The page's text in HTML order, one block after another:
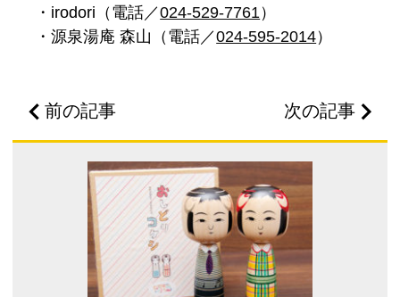
・irodori（電話／024-529-7761 ）
・源泉湯庵 森山（電話／024-595-2014）
前の記事 次の記事